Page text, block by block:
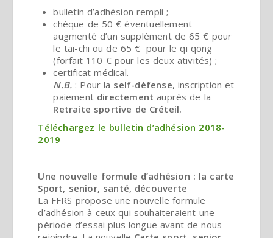
bulletin d’adhésion rempli ;
chèque de 50 € éventuellement
augmenté d’un supplément de 65 € pour
le tai-chi ou de 65 € pour le qi qong
(forfait 110 € pour les deux ativités) ;
certificat médical.
N.B. : Pour la self-défense, inscription et
paiement directement auprès de la
Retraite sportive de Créteil.
Téléchargez le bulletin d’adhésion 2018-
2019
Une nouvelle formule d’adhésion : la carte
Sport, senior, santé, découverte
La FFRS propose une nouvelle formule
d’adhésion à ceux qui souhaiteraient une
période d’essai plus longue avant de nous